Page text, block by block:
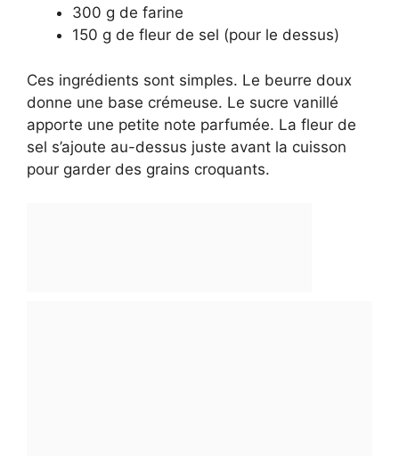
300 g de farine
150 g de fleur de sel (pour le dessus)
Ces ingrédients sont simples. Le beurre doux
donne une base crémeuse. Le sucre vanillé
apporte une petite note parfumée. La fleur de
sel s’ajoute au-dessus juste avant la cuisson
pour garder des grains croquants.